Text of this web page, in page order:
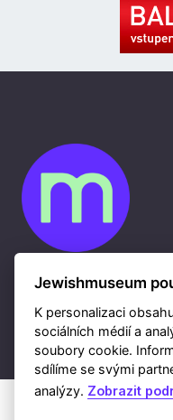
Cookies
Whistleblowing
Kontakty
Mapa webu
Webdesign a hosting Nux
Jewishmuseum
K personalizaci
sociálních médií a
soubory cookie.
sdílíme se svými
analýzy. Zobrazit